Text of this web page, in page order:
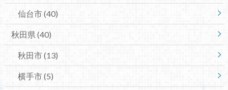
仙台市(40)
秋田県 (40)
秋田市(13)
横手市(5)